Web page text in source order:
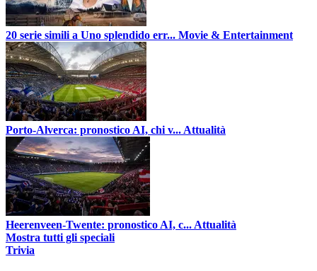
20 serie simili a Uno splendido err... Movie & Entertainment
Porto-Alverca: pronostico AI, chi v... Attualità
Heerenveen-Twente: pronostico AI, c... Attualità
Mostra tutti gli speciali
Trivia